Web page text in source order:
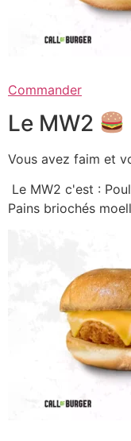
Commander
Le MW2
Vous avez faim et
Le MW2 c'est :
Pains briochés